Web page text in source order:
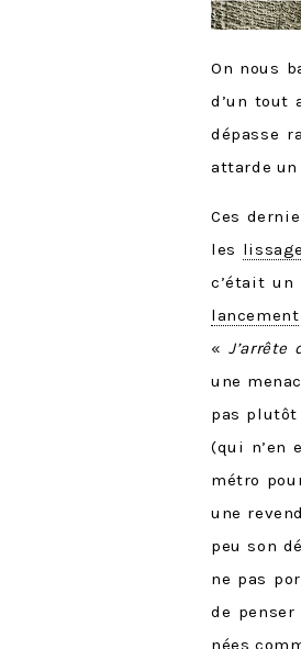
On nous
d’un tout
dépasse
attarde un
Ces
les
c’était
lancement
«J’arrête
une
pas plutôt
(qui n’en
métro
une
peu son
ne pas
de
nées